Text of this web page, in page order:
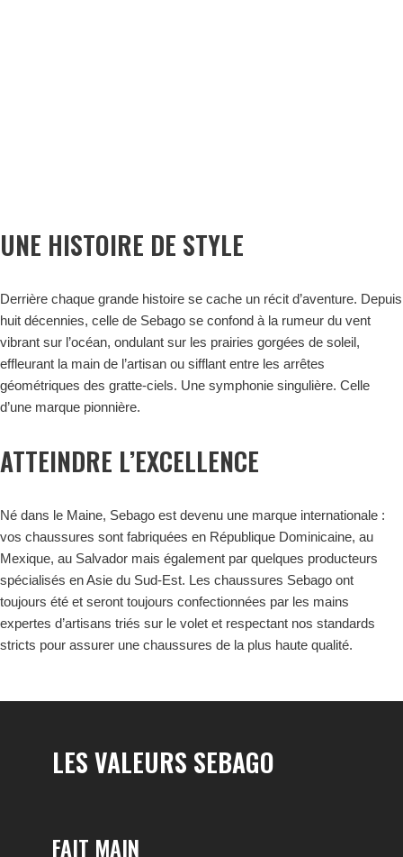
UNE HISTOIRE DE STYLE
Derrière chaque grande histoire se cache un récit d’aventure. Depuis
huit décennies, celle de Sebago se confond à la rumeur du vent
vibrant sur l’océan, ondulant sur les prairies gorgées de soleil,
effleurant la main de l’artisan ou sifflant entre les arrêtes
géométriques des gratte-ciels. Une symphonie singulière. Celle
d’une marque pionnière.
ATTEINDRE L’EXCELLENCE
Né dans le Maine, Sebago est devenu une marque internationale :
vos chaussures sont fabriquées en République Dominicaine, au
Mexique, au Salvador mais également par quelques producteurs
spécialisés en Asie du Sud-Est. Les chaussures Sebago ont
toujours été et seront toujours confectionnées par les mains
expertes d’artisans triés sur le volet et respectant nos standards
stricts pour assurer une chaussures de la plus haute qualité.
LES VALEURS SEBAGO
FAIT MAIN